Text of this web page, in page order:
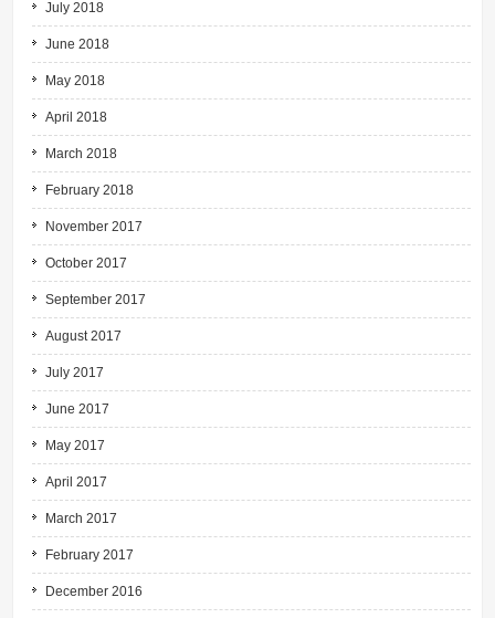
July 2018
June 2018
May 2018
April 2018
March 2018
February 2018
November 2017
October 2017
September 2017
August 2017
July 2017
June 2017
May 2017
April 2017
March 2017
February 2017
December 2016